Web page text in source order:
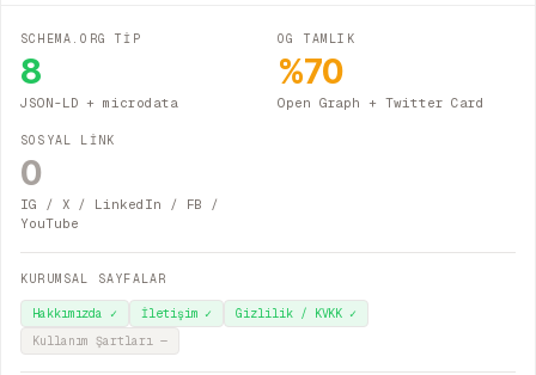
SCHEMA.ORG TİP
8
JSON-LD + microdata
OG TAMLIK
%70
Open Graph + Twitter Card
SOSYAL LİNK
0
IG / X / LinkedIn / FB /
YouTube
KURUMSAL SAYFALAR
Hakkımızda ✓ İletişim ✓ Gizlilik / KVKK ✓
Kullanım Şartları —